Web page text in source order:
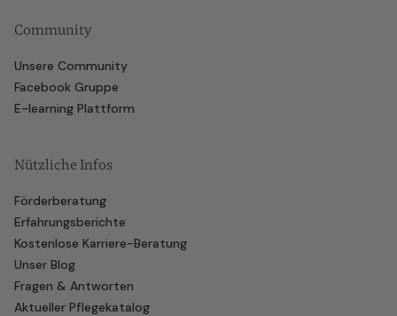
Community
Unsere Community
Facebook Gruppe
E-learning Plattform
Nützliche Infos
Förderberatung
Erfahrungsberichte
Kostenlose Karriere-Beratung
Unser Blog
Fragen & Antworten
Aktueller Pflegekatalog